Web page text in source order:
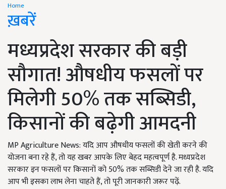
Home
ख़बरें
मध्यप्रदेश सरकार की बड़ी
सौगात! औषधीय फसलों पर
मिलेगी 50% तक सब्सिडी,
किसानों की बढ़ेगी आमदनी
MP Agriculture News: यदि आप औषधीय फसलों की खेती करने की
योजना बना रहे हैं, तो यह खबर आपके लिए बेहद महत्वपूर्ण है. मध्यप्रदेश
सरकार इन फसलों पर किसानों को 50% तक सब्सिडी देने जा रही है. यदि
आप भी इसका लाभ लेना चाहते हैं, तो पूरी जानकारी जरूर पढ़ें.